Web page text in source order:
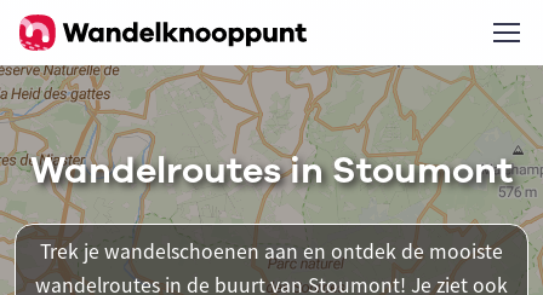
Wandelroutes in Stoumont
Trek je wandelschoenen aan en ontdek de mooiste
wandelroutes in de buurt van Stoumont! Je ziet ook